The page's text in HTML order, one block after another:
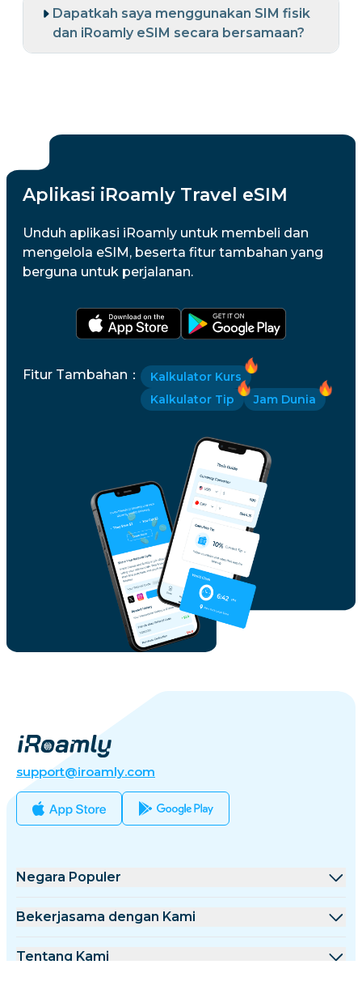
Dapatkah saya menggunakan SIM fisik
dan iRoamly eSIM secara bersamaan?
Aplikasi iRoamly Travel eSIM
Unduh aplikasi iRoamly untuk membeli dan
mengelola eSIM, beserta fitur tambahan yang
berguna untuk perjalanan.
Fitur Tambahan ：
Kalkulator Kurs
Kalkulator Tip
Jam Dunia
support@iroamly.com
Negara Populer
Amerika Serikat
Bekerjasama dengan Kami
Platform Grosir
Tentang Kami